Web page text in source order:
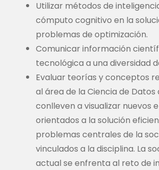
Utilizar métodos de
cómputo cognitivo en la
problemas de optimización.
Comunicar información
tecnológica a una diversidad
Evaluar teorías y conceptos
al área de la Ciencia de Datos
conlleven a visualizar nuevos
orientados a la solución
problemas centrales de la
vinculados a la disciplina. La
actual se enfrenta al reto de